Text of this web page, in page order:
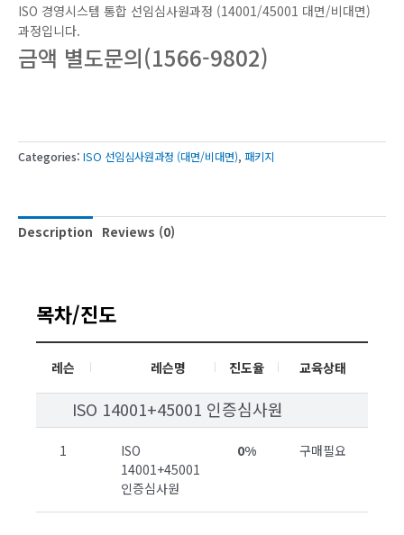
ISO 경영시스템 통합 선임심사원과정 (14001/45001 대면/비대면)
과정입니다.
금액 별도문의(1566-9802)
Categories: ISO 선임심사원과정 (대면/비대면), 패키지
Description Reviews (0)
목차/진도
레슨 레슨명 진도율 교육상태
ISO 14001+45001 인증심사원
1
ISO
14001+45001
인증심사원
0% 구매필요